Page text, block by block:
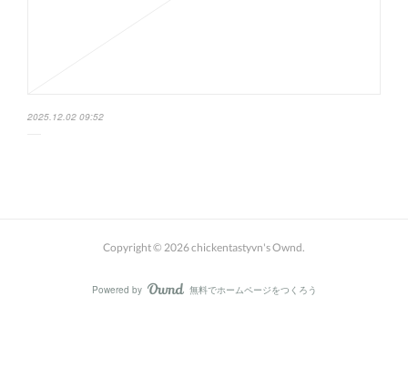
2025.12.02 09:52
Copyright © 2026chickentastyvn's Ownd.
Powered by AmebaOwnd
無料でホームページをつくろう